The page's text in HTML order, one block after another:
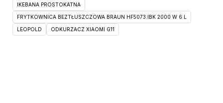
IKEBANA PROSTOKATNA
FRYTKOWNICA BEZTŁUSZCZOWA BRAUN HF5073.IBK 2000 W 6 L
LEOPOLD ODKURZACZ XIAOMI G11